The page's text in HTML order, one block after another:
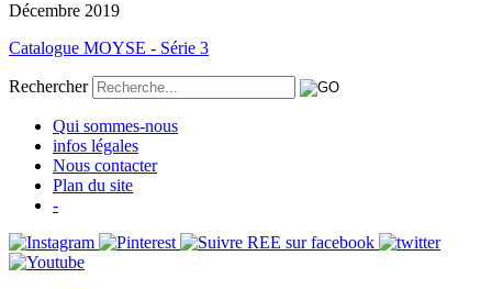
Décembre 2019
Catalogue MOYSE - Série 3
Rechercher
Qui sommes-nous
infos légales
Nous contacter
Plan du site
-